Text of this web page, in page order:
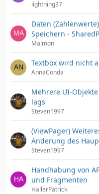
lightning37
Daten
Speichern -
Malmon
Textbox wird nicht
AnnaConda
Mehrere UI-
lags
Steven1997
(ViewPager)
Änderung des
Steven1997
Handhabung von
und Fragmenten
HallerPatrick